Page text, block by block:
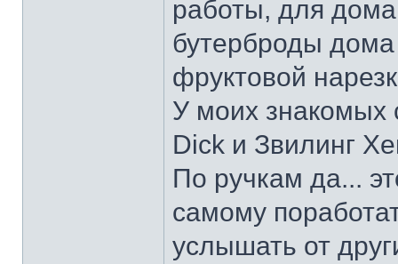
работы, для
бутерброды дома
фруктовой
У моих знакомых
Dick и Звилинг
По ручкам да...
самому
услышать от